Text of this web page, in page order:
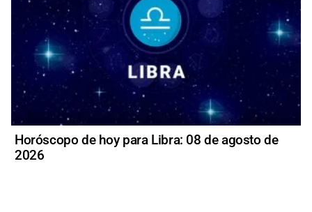
Horóscopo de hoy para Libra: 08 de agosto de
2026